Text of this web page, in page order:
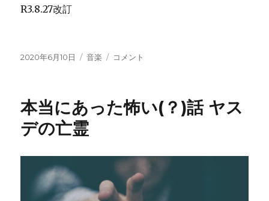
R3.8.27改訂
投
2020年6月10日
カ
ー
音楽
世
キ
ミ
ク
ス
コメント
本当にあった怖い(？)話 ヤス
デの亡霊